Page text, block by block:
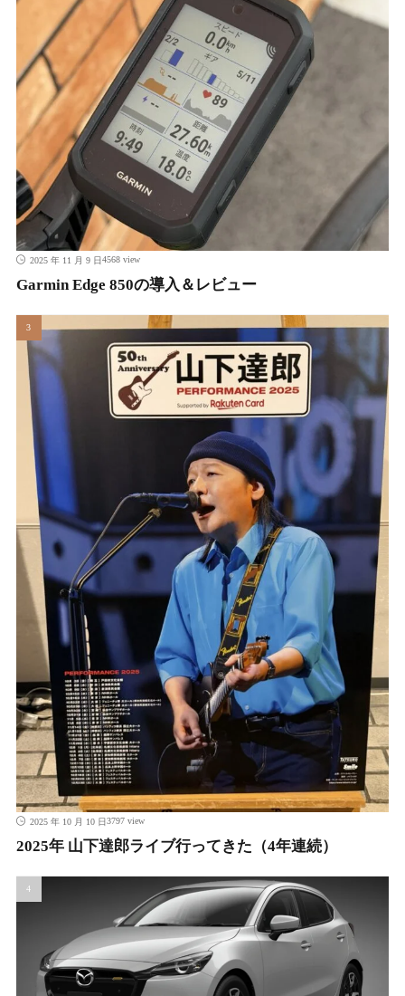
2025 年 11 月 9 日4568 view
Garmin Edge 850の導入＆レビュー
2025 年 10 月 10 日3797 view
2025年 山下達郎ライブ行ってきた（4年連続）